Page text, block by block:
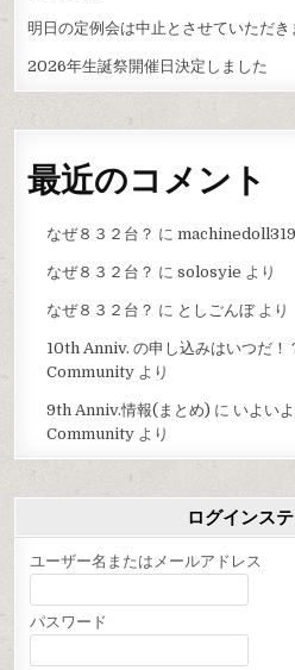
明日の定例会は中止とさせていただき
2026年生誕祭開催日決定しました
最近のコメント
なぜ８３２台？ に machinedoll319
なぜ８３２台？ に solosyie より
なぜ８３２台？ に としごんぼより
10th Anniv. の申し込みはいつだ！
Communityより
9th Anniv.情報(まとめ) に いよい
Communityより
ログインス
ユーザー名またはメールアドレス
パスワード